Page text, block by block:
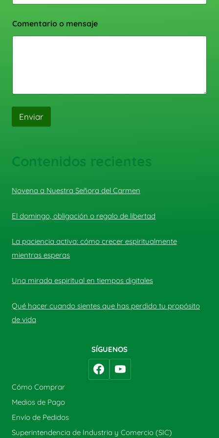
Comentario o mensaje
Enviar
Contenidos recientes
Novena a Nuestra Señora del Carmen
El domingo, obligación o regalo de libertad
La paciencia activa: cómo crecer espiritualmente
mientras esperas
Una mirada espiritual en tiempos digitales
Qué hacer cuando sientes que has perdido tu propósito
de vida
SÍGUENOS
Cómo Comprar
Medios de Pago
Envío de Pedidos
Superintendencia de Industria y Comercio (SIC)